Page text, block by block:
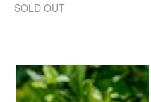
SOLD OUT